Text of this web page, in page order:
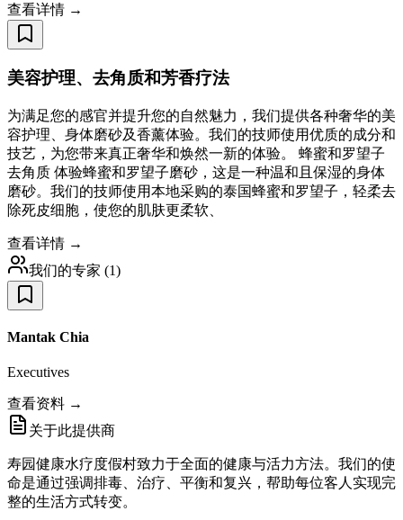
查看详情 →
美容护理、去角质和芳香疗法
为满足您的感官并提升您的自然魅力，我们提供各种奢华的美
容护理、身体磨砂及香薰体验。我们的技师使用优质的成分和
技艺，为您带来真正奢华和焕然一新的体验。 蜂蜜和罗望子
去角质 体验蜂蜜和罗望子磨砂，这是一种温和且保湿的身体
磨砂。我们的技师使用本地采购的泰国蜂蜜和罗望子，轻柔去
除死皮细胞，使您的肌肤更柔软、
查看详情 →
我们的专家 (1)
Mantak Chia
Executives
查看资料 →
关于此提供商
寿园健康水疗度假村致力于全面的健康与活力方法。我们的使
命是通过强调排毒、治疗、平衡和复兴，帮助每位客人实现完
整的生活方式转变。